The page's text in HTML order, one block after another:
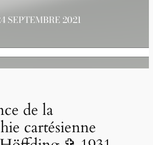
SEPTEMBRE 2021
de la
cartésienne